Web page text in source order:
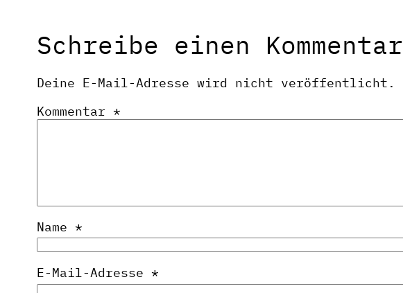
Schreibe einen Kommentar
Deine E-Mail-Adresse wird nicht veröffentlicht.
Kommentar *
Name *
E-Mail-Adresse *